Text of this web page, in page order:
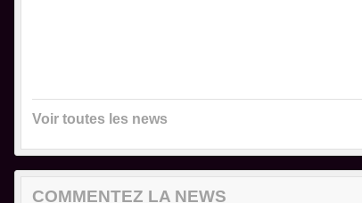
Voir toutes les news
COMMENTEZ LA NEWS